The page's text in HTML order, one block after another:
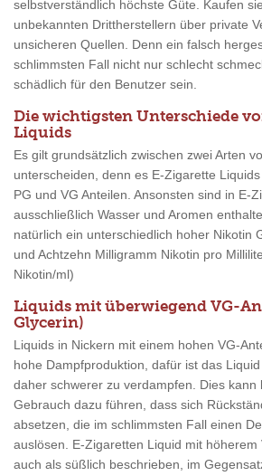
selbstverständlich höchste Güte. Kaufen
unbekannten Drittherstellern über private
unsicheren Quellen. Denn ein falsch
schlimmsten Fall nicht nur schlecht
schädlich für den Benutzer sein.
Die wichtigsten Unterschiede
Liquids
Es gilt grundsätzlich zwischen zwei Arten
unterscheiden, denn es E-Zigarette
PG und VG Anteilen. Ansonsten sind in E-
ausschließlich Wasser und Aromen
natürlich ein unterschiedlich hoher Nikotin
und Achtzehn Milligramm Nikotin pro
Nikotin/ml)
Liquids mit überwiegend VG-
Glycerin)
Liquids in Nickern mit einem hohen VG-
hohe Dampfproduktion, dafür ist das
daher schwerer zu verdampfen. Dies kann
Gebrauch dazu führen, dass sich
absetzen, die im schlimmsten Fall einen
auslösen. E-Zigaretten Liquid mit höherem
auch als süßlich beschrieben, im